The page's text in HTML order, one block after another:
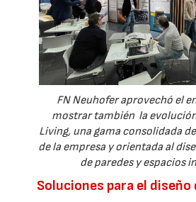
FN Neuhofer aprovechó el
mostrar también la evolución
Living, una gama consolidada
de la empresa y orientada al
de paredes y espacios
Soluciones para el